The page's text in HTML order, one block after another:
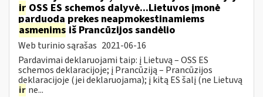
ir OSS ES schemos dalyvė...Lietuvos įmonė
parduoda prekes neapmokestinamiems
asmenims iš Prancūzijos sandėlio
Web turinio sąrašas 2021-06-16
Pardavimai deklaruojami taip: į Lietuvą – OSS ES
schemos deklaracijoje; į Prancūziją – Prancūzijos
deklaracijoje (jei deklaruojama); į kitą ES šalį (ne Lietuvą
ir ne...